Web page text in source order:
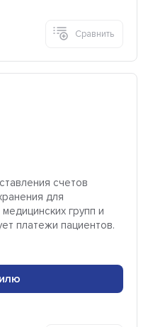
Сравнить
счетов
для
групп и
платежи пациентов.